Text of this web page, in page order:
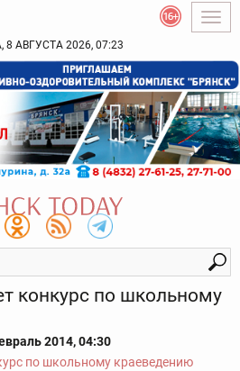
8 АВГУСТА 2026, 07:23
конкурс по школьному
2014, 04:30